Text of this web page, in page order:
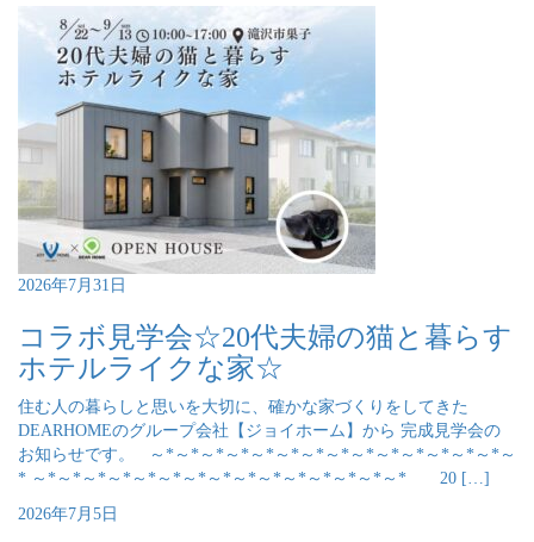
2026年7月31日
コラボ見学会☆20代夫婦の猫と暮らす
ホテルライクな家☆
住む人の暮らしと思いを大切に、確かな家づくりをしてきた
DEARHOMEのグループ会社【ジョイホーム】から 完成見学会の
お知らせです。 ～*～*～*～*～*～*～*～*～*～*～*～*～*～*～
* ～*～*～*～*～*～*～*～*～*～*～*～*～*～*～* 20 […]
2026年7月5日